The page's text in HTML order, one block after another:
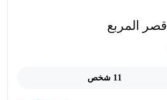
قصر المربع
11 شخص